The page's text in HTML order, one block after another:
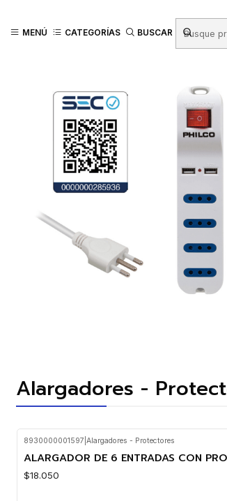
MENÚ CATEGORÍAS BUSCAR
Alargadores -
8930000001597 Alargadores - Protectores
ALARGADOR DE 6 ENTRADAS CON
$18.050